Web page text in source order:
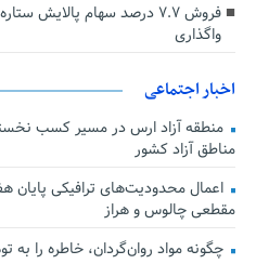
فروش ۷.۷ درصد سهام
واگذاری
اخبار اجتماعی
منطقه آزاد ارس در مسیر کسب
مناطق آزاد کشور
اعمال محدودیت‌های ترافیکی پایان
مقطعی چالوس و هراز
چگونه مواد روان‌گردان، خاطره را به